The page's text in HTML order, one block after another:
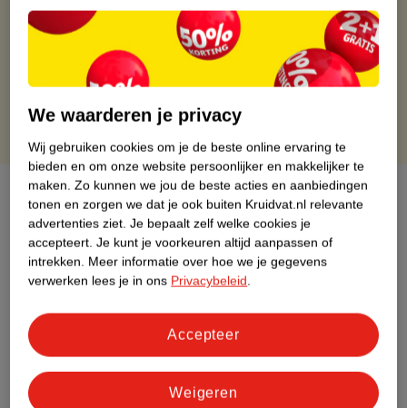
Binnen 1 werkdag verstuurd
Gratis thuisbezorgd
Gratis retourneren via verkooppartner.
Gratis punten met je Kruidvat kaart
Over dit product
Productinformatie
Nature Impact Score
Dit product heeft (nog) geen Nature
Impact Score.
Meer informatie
We waarderen je privacy
Wij gebruiken cookies om je de beste online ervaring te
bieden en om onze website persoonlijker en makkelijker te
maken. Zo kunnen we jou de beste acties en aanbiedingen
tonen en zorgen we dat je ook buiten Kruidvat.nl relevante
advertenties ziet. Je bepaalt zelf welke cookies je
accepteert. Je kunt je voorkeuren altijd aanpassen of
intrekken. Meer informatie over hoe we je gegevens
verwerken lees je in ons Privacybeleid.
Weigeren
Accepteer